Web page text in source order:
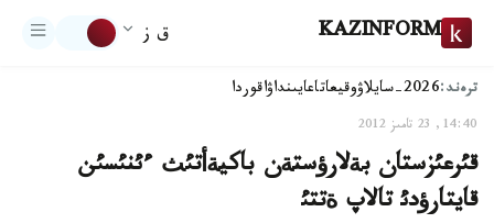
KAZINFORM ق ز
ترەند:2026-سايلاۋ وقيعاتاعايىنداۋاقوردا
14:40, 23 تامىز 2012
قئرعئزستان بةلارؤستةن باكيةأتئث ءئنئسئن
قايتارؤدئ تالاپ ةتتئ